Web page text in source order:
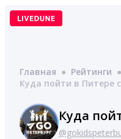
Перейти
Главная ● Рейтинги ●
Куда пойти в Питере
Куда